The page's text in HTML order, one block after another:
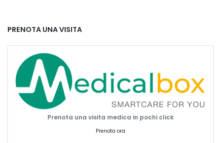
PRENOTA UNA VISITA
Prenota una visita medica in pochi click
Prenota ora